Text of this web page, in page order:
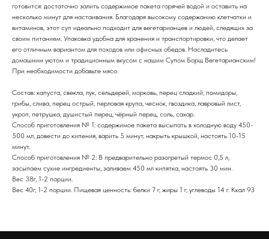
готовится: достаточно залить содержимое пакета горячей водой и оставить на
несколько минут для настаивания. Благодаря высокому содержанию клетчатки и
витаминов, этот суп идеально подходит для вегетарианцев и людей, следящих за
своим питанием. Упаковка удобна для хранения и транспортировки, что делает
его отличным вариантом для походов или офисных обедов. Насладитесь
домашним уютом и традиционным вкусом с нашим Супом Борщ Вегетарианским!
При необходимости добавьте мясо.
Состав: капуста, свекла, лук, сельдерей, морковь, перец сладкий, помидоры,
грибы, слива, перец острый, перловая крупа, чеснок, гвоздика, лавровый лист,
укроп, петрушка, душистый перец, чёрный перец, соль, сахар.
Способ приготовления № 1: содержимое пакета высыпать в холодную воду 450-
500 мл, довести до кипения, варить 5 минут, накрыть крышкой, настоять 10-15
минут.
Способ приготовления № 2: В предварительно разогретый термос 0,5 л,
засыпаем сухие ингредиенты, заливаем 450 мл кипятка, настоять 30 мин.
Вес 38г, 1-2 порции.
Вес 40г, 1-2 порции. Пищевая ценность: белки 7 г, жиры 1 г, углеводы 14 г. Ккал 93